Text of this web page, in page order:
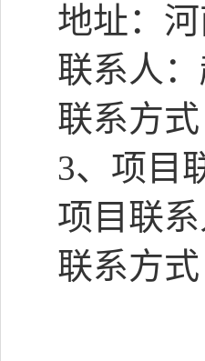
地址：
联系人
联系方式
3、项目
项目联
联系方式